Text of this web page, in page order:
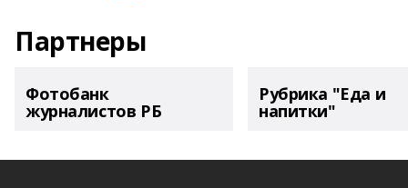
Партнеры
Фотобанк
журналистов РБ
Рубрика "Еда и
напитки"